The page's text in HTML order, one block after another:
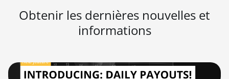
XP Hyd (473Th)
BITMAIN AntMiner S21
BITMAIN AntMiner S21
XP+ Hyd (500Th)
Obtenir les dernières nouvelles et
informations